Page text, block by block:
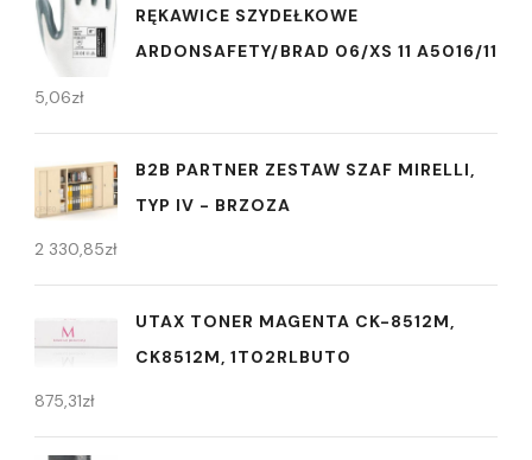
RĘKAWICE SZYDEŁKOWE
ARDONSAFETY/BRAD 06/XS 11 A5016/11
5,06zł
B2B PARTNER ZESTAW SZAF MIRELLI,
TYP IV - BRZOZA
2 330,85zł
UTAX TONER MAGENTA CK-8512M,
CK8512M, 1T02RLBUT0
875,31zł